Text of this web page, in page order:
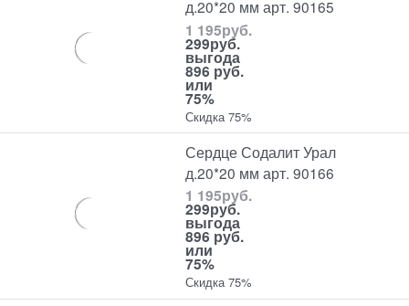
д.20*20 мм арт. 90165
1 195руб.
299руб.
выгода
896 руб.
или
75%
Скидка 75%
Сердце Содалит Урал
д.20*20 мм арт. 90166
1 195руб.
299руб.
выгода
896 руб.
или
75%
Скидка 75%